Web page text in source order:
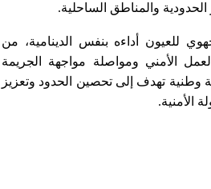
والمناطق الساحلية.
للعيون أداءه بنفس الدينامية، من
الأمني ومواصلة مواجهة الجريمة
وطنية تهدف إلى تحصين الحدود وتعزيز
الأمنية.